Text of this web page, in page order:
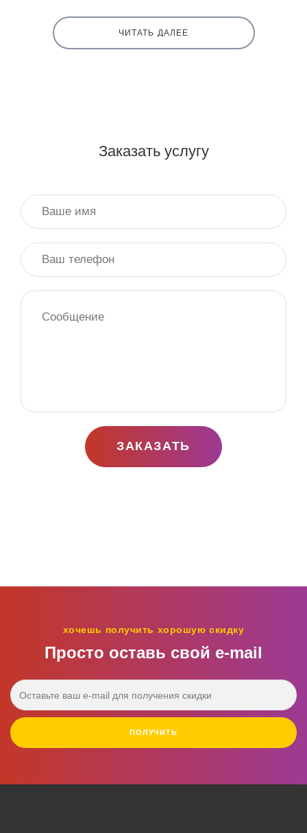
ЧИТАТЬ ДАЛЕЕ
Заказать услугу
ЗАКАЗАТЬ
хочешь получить хорошую скидку
Просто оставь свой e‑mail
ПОЛУЧИТЬ